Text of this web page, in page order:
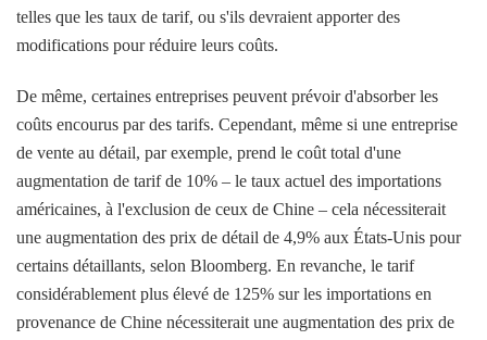
telles que les taux de tarif, ou s'ils devraient apporter des
modifications pour réduire leurs coûts.
De même, certaines entreprises peuvent prévoir d'absorber les
coûts encourus par des tarifs. Cependant, même si une entreprise
de vente au détail, par exemple, prend le coût total d'une
augmentation de tarif de 10% – le taux actuel des importations
américaines, à l'exclusion de ceux de Chine – cela nécessiterait
une augmentation des prix de détail de 4,9% aux États-Unis pour
certains détaillants, selon Bloomberg. En revanche, le tarif
considérablement plus élevé de 125% sur les importations en
provenance de Chine nécessiterait une augmentation des prix de